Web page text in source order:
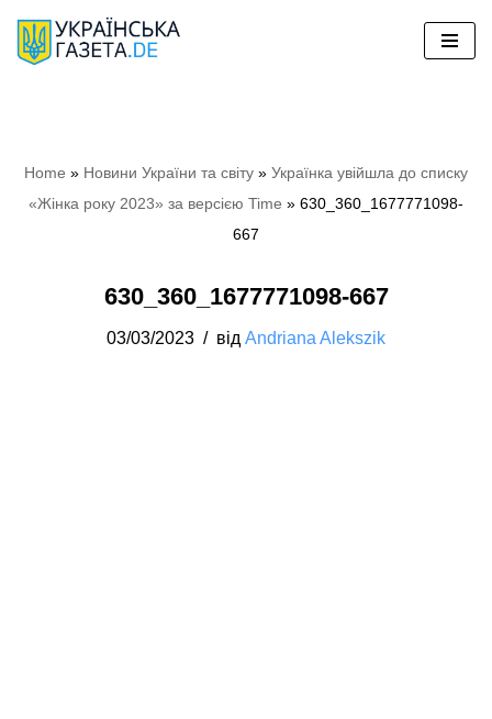
Перейти
Home » Hовини України та світу » Українка увійшла до списку
«Жінка року 2023» за версією Time » 630_360_1677771098-
667
630_360_1677771098-667
03/03/2023 від Andriana Alekszik